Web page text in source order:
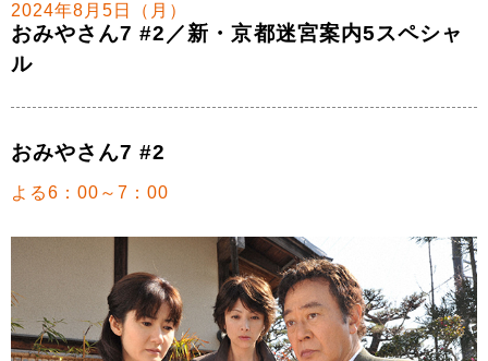
2024年8月5日（月）
おみやさん7 #2／新・京都迷宮案内5スペシャ
ル
おみやさん7 #2
よる6：00～7：00